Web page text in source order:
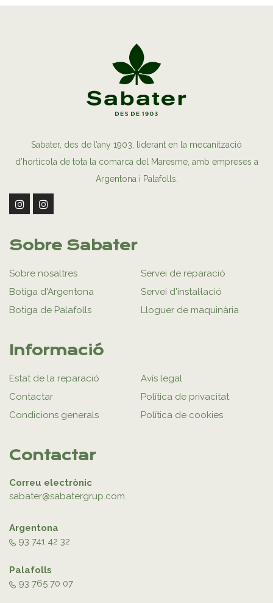
Sabater, des de l’any 1903, liderant en la mecanització
d’hortícola de tota la comarca del Maresme, amb empreses a
Argentona i Palafolls.
Sobre Sabater
Sobre nosaltres
Botiga d'Argentona
Botiga de Palafolls
Servei de reparació
Servei d'instal·lació
Lloguer de maquinària
Informació
Estat de la reparació
Contactar
Condicions generals
Avís legal
Política de privacitat
Política de cookies
Contactar
Correu electrònic
sabater@sabatergrup.com
Argentona
93 741 42 32
Palafolls
93 765 70 07